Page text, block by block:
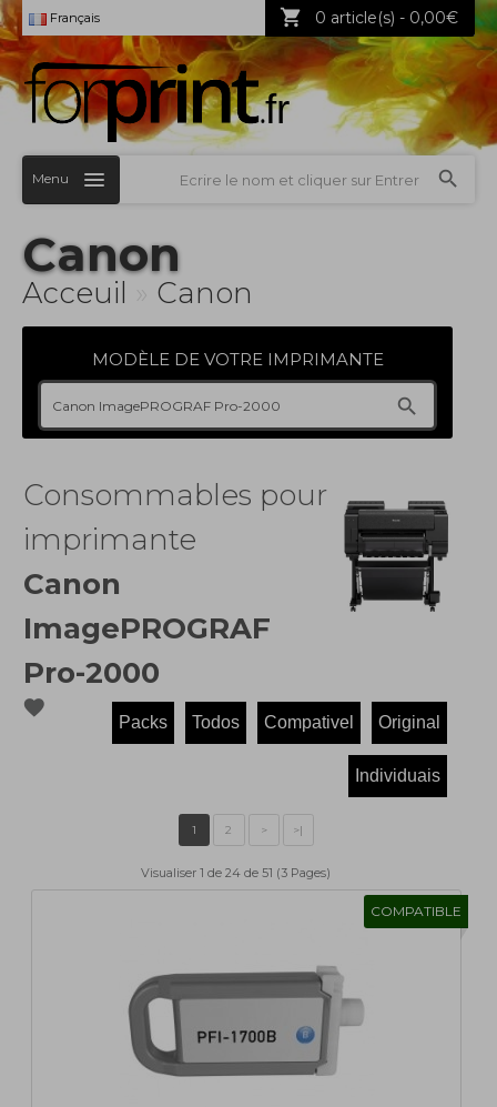
Français 0 article(s) - 0,00€
Menu
Canon
Acceuil Canon
MODÈLE DE VOTRE IMPRIMANTE
Consommables pour
imprimante
Canon
ImagePROGRAF
Pro-2000
Visualiser 1 de 24 de 51 (3 Pages)
COMPATIBLE